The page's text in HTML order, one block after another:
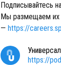
Подписывайтесь
Мы размещаем их
— https://
https://